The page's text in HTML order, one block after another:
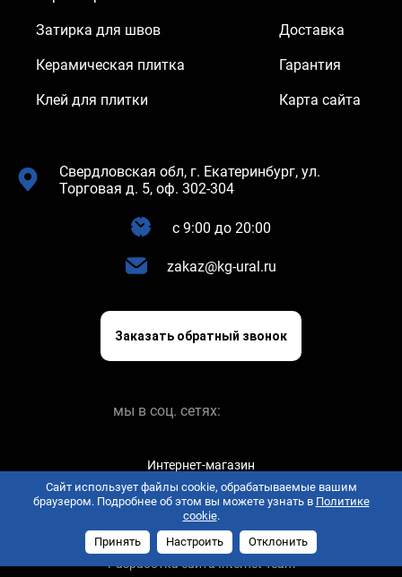
Затирка для швов
Керамическая плитка
Клей для плитки
Доставка
Гарантия
Карта сайта
Свердловская обл, г. Екатеринбург, ул.
Торговая д. 5, оф. 302-304
c 9:00 до 20:00
zakaz@kg-ural.ru
Заказать обратный звонок
мы в соц. сетях:
Интернет-магазин
keramogranit.online © 2026
Политика конфиденциальности
соглашение
Разработка сайта Internet Team
Сайт использует файлы cookie, обрабатываемые вашим
браузером. Подробнее об этом вы можете узнать в Политике
cookie.
Принять
Настроить Отклонить